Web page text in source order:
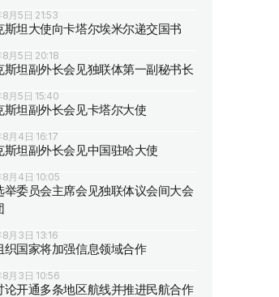
月5日 21:53
斯坦大使向卡塔尔埃米尔递交国书
月5日 20:18
斯坦副外长会见独联体第一副秘书长
月5日 15:40
斯坦副外长会见卡塔尔大使
月4日 16:17
斯坦副外长会见中国驻哈大使
月4日 10:05
举委员会主席会见独联体议会间大会
月3日 13:16
织国家将加强信息领域合作
月3日 10:56
论开通多条地区航线并推进民航合作